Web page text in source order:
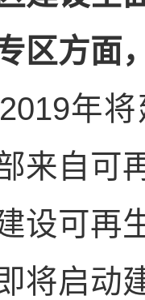
区方面
年
来自可
设可再
将启动